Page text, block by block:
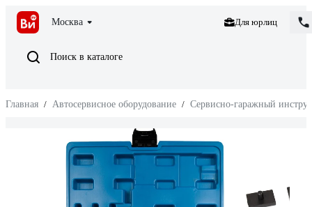
Москва Для юрлиц
Поиск в каталоге
Главная / Автосервисное оборудование / Сервисно-гаражный